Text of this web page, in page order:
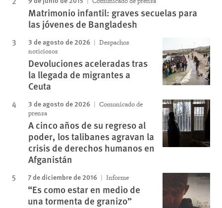
Matrimonio infantil: graves secuelas para
las jóvenes de Bangladesh
3 de agosto de 2026
Despachos
noticiosos
Devoluciones aceleradas tras
la llegada de migrantes a
Ceuta
3 de agosto de 2026
Comunicado de
prensa
A cinco años de su regreso al
poder, los talibanes agravan la
crisis de derechos humanos en
Afganistán
7 de diciembre de 2016 Informe
“Es como estar en medio de
una tormenta de granizo”